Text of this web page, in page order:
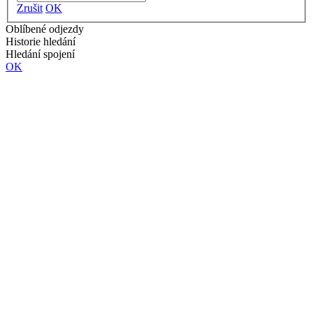
Zrušit OK
Oblíbené odjezdy
Historie hledání
Hledání spojení
OK